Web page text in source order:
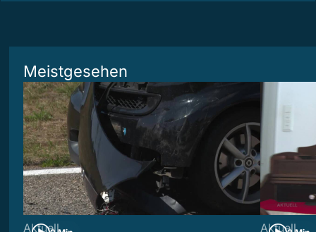
Meistgesehen
Aktuell Aktuell